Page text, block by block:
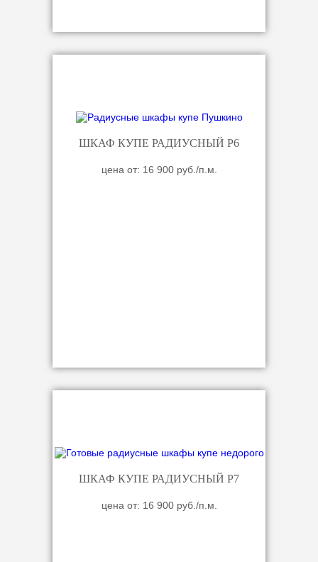
ШКАФ КУПЕ РАДИУСНЫЙ Р6
цена от: 16 900 руб./п.м.
ШКАФ КУПЕ РАДИУСНЫЙ Р7
цена от: 16 900 руб./п.м.